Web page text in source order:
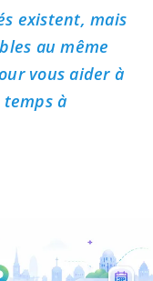
existent, mais
au même
vous aider à
à